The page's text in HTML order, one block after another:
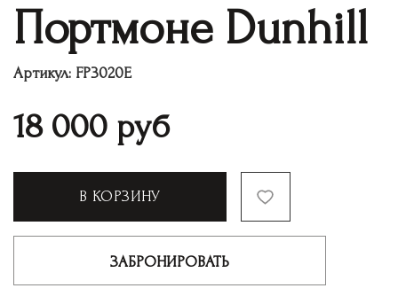
Портмоне Dunhill
Артикул: FP3020E
18 000 руб
В КОРЗИНУ
ЗАБРОНИРОВАТЬ